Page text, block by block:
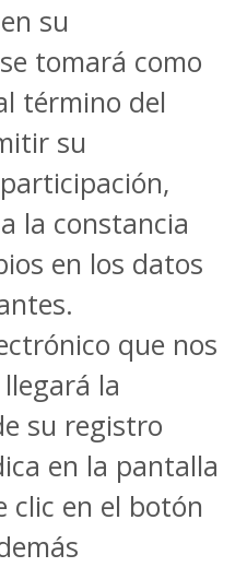
su
tomará como
término del
su
la constancia
en los datos
que nos
la
su registro
en la pantalla
clic en el botón